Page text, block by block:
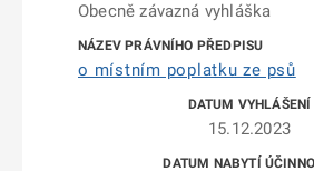
Obecně závazná vyhláška
o místním poplatku ze psů
15.12.2023